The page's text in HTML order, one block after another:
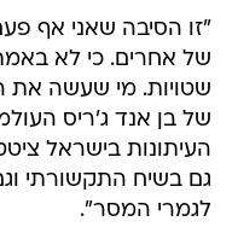
"זו הסיבה שאני אף
של אחרים. כי לא
שטויות. מי שעשה את
של בן אנד ג'ריס
העיתונות בישראל
גם בשיח התקשורתי
לגמרי המסר".